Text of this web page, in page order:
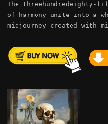
The threehundredeighty-
of harmony unite into a
midjourney created with